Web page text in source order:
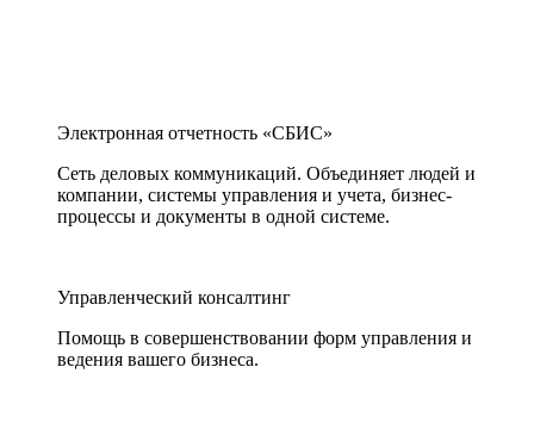
Электронная отчетность «СБИС»
Сеть деловых коммуникаций. Объединяет людей и
компании, системы управления и учета, бизнес-
процессы и документы в одной системе.
Управленческий консалтинг
Помощь в совершенствовании форм управления и
ведения вашего бизнеса.